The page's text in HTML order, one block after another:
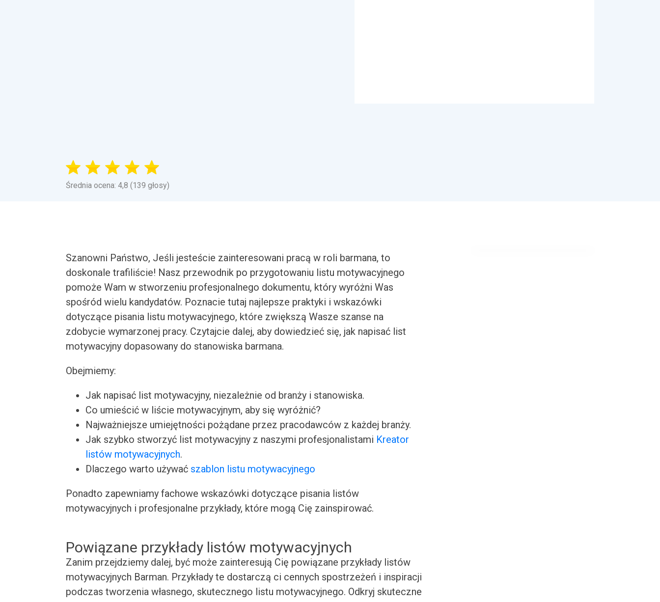
Średnia ocena: 4,8 (139 głosy)
Szanowni Państwo, Jeśli jesteście zainteresowani pracą w roli barmana, to
doskonale trafiliście! Nasz przewodnik po przygotowaniu listu motywacyjnego
pomoże Wam w stworzeniu profesjonalnego dokumentu, który wyróżni Was
spośród wielu kandydatów. Poznacie tutaj najlepsze praktyki i wskazówki
dotyczące pisania listu motywacyjnego, które zwiększą Wasze szanse na
zdobycie wymarzonej pracy. Czytajcie dalej, aby dowiedzieć się, jak napisać list
motywacyjny dopasowany do stanowiska barmana.
Obejmiemy:
Jak napisać list motywacyjny, niezależnie od branży i stanowiska.
Co umieścić w liście motywacyjnym, aby się wyróżnić?
Najważniejsze umiejętności pożądane przez pracodawców z każdej branży.
Jak szybko stworzyć list motywacyjny z naszymi profesjonalistami Kreator
listów motywacyjnych.
Dlaczego warto używać szablon listu motywacyjnego
Ponadto zapewniamy fachowe wskazówki dotyczące pisania listów
motywacyjnych i profesjonalne przykłady, które mogą Cię zainspirować.
Powiązane przykłady listów motywacyjnych
Zanim przejdziemy dalej, być może zainteresują Cię powiązane przykłady listów
motywacyjnych Barman. Przykłady te dostarczą ci cennych spostrzeżeń i inspiracji
podczas tworzenia własnego, skutecznego listu motywacyjnego. Odkryj skuteczne